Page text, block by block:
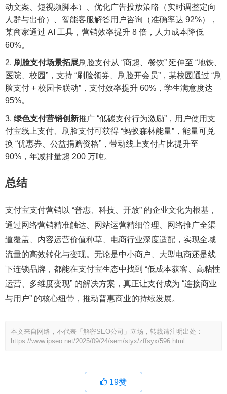
动文案、短视频脚本）、优化广告投放策略（实时调整定向
人群与出价）、智能客服解答用户咨询（准确率达 92%），
某商家通过 AI 工具，营销效率提升 8 倍，人力成本降低
60%。
刷脸支付场景拓展刷脸支付从 “商超、餐饮” 延伸至 “地铁、
医院、校园”，支持 “刷脸领券、刷脸开会员”，某校园通过 “刷
脸支付 + 校园卡联动”，支付效率提升 60%，学生满意度达
95%。
绿色支付营销创新推广 “低碳支付行为激励”，用户使用支
付宝线上支付、刷脸支付可获得 “蚂蚁森林能量”，能量可兑
换 “优惠券、公益捐赠资格”，带动线上支付占比提升至
90%，年减排量超 200 万吨。
总结
支付宝支付营销以 “普惠、科技、开放” 的企业文化为根基，
通过网络营销精准触达、网站运营精细管理、网络推广全渠
道覆盖、内容运营价值种草、电商行业深度适配，实现全域
流量的高效转化与变现。无论是中小商户、大型电商还是线
下连锁品牌，都能在支付宝生态中找到 “低成本获客、高粘性
运营、多维度变现” 的解决方案，真正让支付成为 “连接商业
与用户” 的核心纽带，推动普惠商业的持续发展。
本文来自网络，不代表「解密SEO公司」立场，转载请注明出处：
https://www.ipseo.net/2025/09/24/sem/styx/zffsyx/596.html
19赞